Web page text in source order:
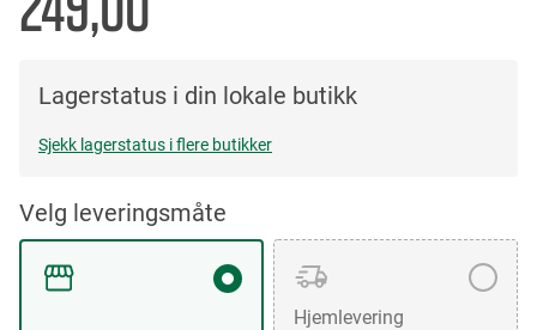
Lagerstatus i din lokale butikk
Sjekk lagerstatus i flere butikker
Velg leveringsmåte
Hjemlevering
images
gallery